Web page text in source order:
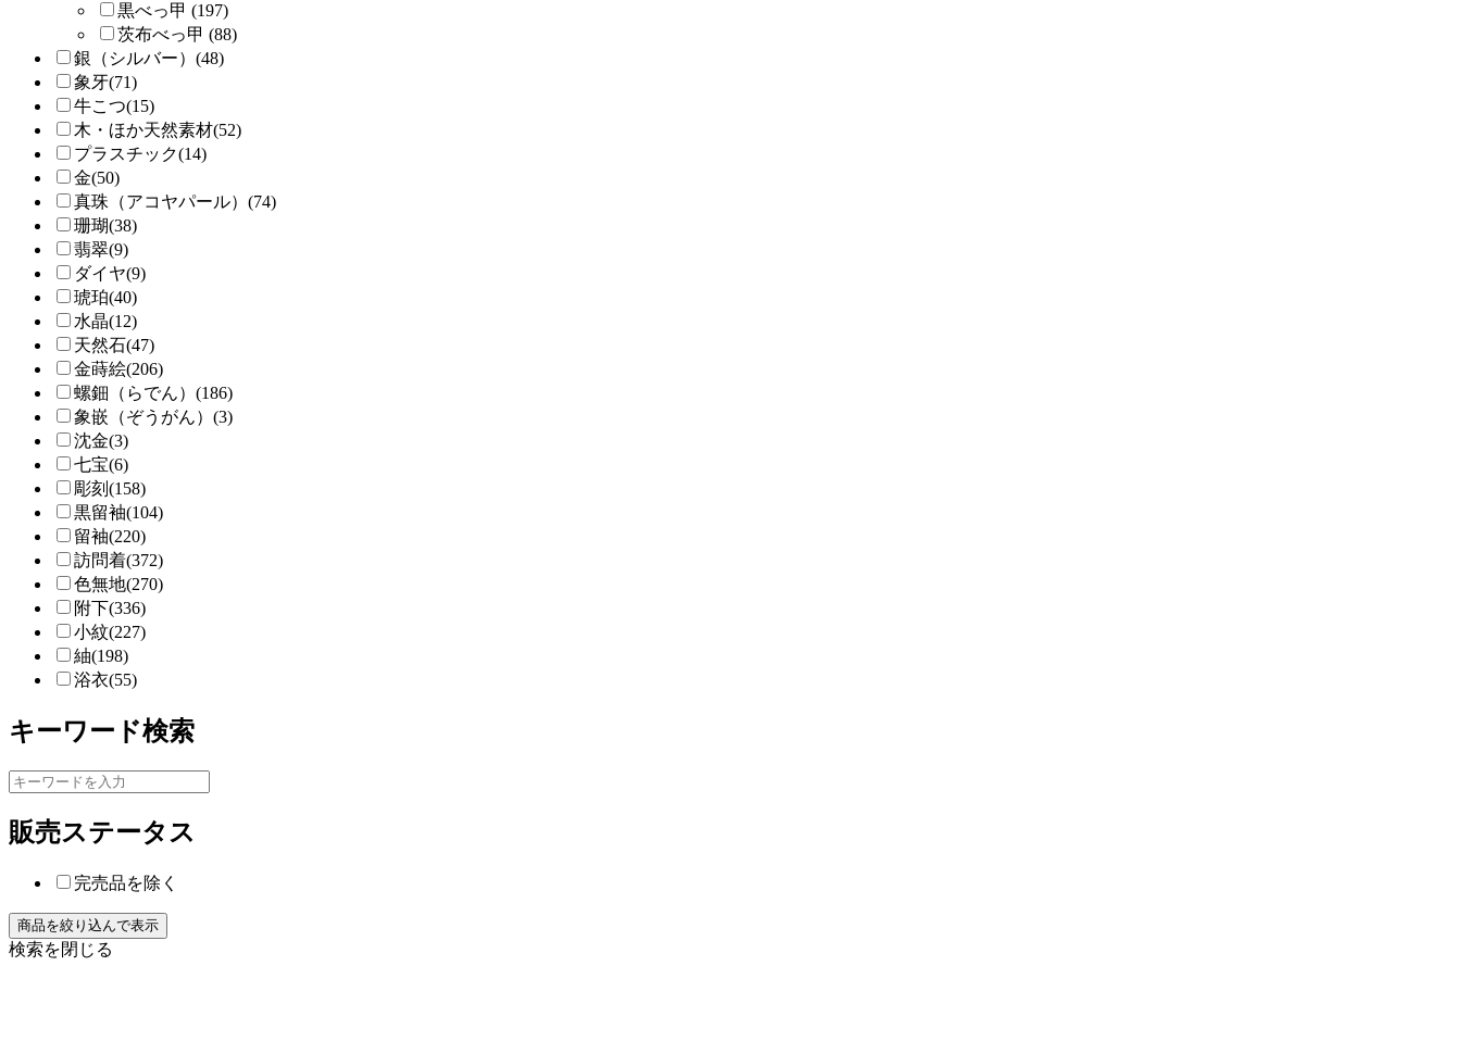
黒べっ甲 (197)
茨布べっ甲 (88)
銀（シルバー）(48)
象牙(71)
牛こつ(15)
木・ほか天然素材(52)
プラスチック(14)
金(50)
真珠（アコヤパール）(74)
珊瑚(38)
翡翠(9)
ダイヤ(9)
琥珀(40)
水晶(12)
天然石(47)
金蒔絵(206)
螺鈿（らでん）(186)
象嵌（ぞうがん）(3)
沈金(3)
七宝(6)
彫刻(158)
黒留袖(104)
留袖(220)
訪問着(372)
色無地(270)
附下(336)
小紋(227)
紬(198)
浴衣(55)
キーワード検索
販売ステータス
完売品を除く
検索を閉じる